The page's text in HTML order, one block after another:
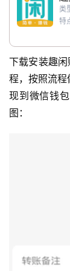
类
特
下载安装趣
程，按照流
现到微信钱
图：